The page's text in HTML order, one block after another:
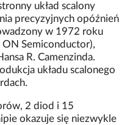
układ scalony
precyzyjnych opóźnień
w 1972 roku
ON Semiconductor),
R. Camenzinda.
układu scalonego
2 diod i 15
okazuje się niezwykle